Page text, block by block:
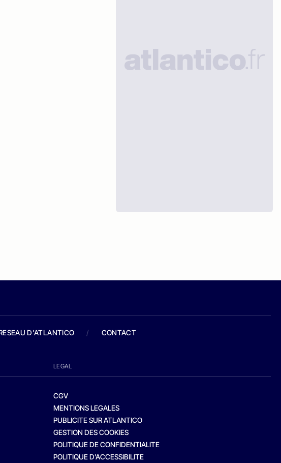
D'ATLANTICO / CONTACT
LEGAL
CGV
MENTIONS LEGALES
PUBLICITE SUR ATLANTICO
GESTION DES COOKIES
POLITIQUE DE CONFIDENTIALITE
POLITIQUE D’ACCESSIBILITE